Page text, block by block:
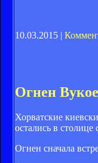
10.03.2015 |
Огнен
Хорватские
остались в
Огнен сначала